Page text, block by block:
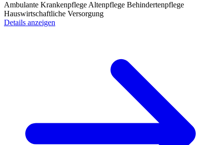
Ambulante Krankenpflege Altenpflege Behindertenpflege
Hauswirtschaftliche Versorgung
Details anzeigen